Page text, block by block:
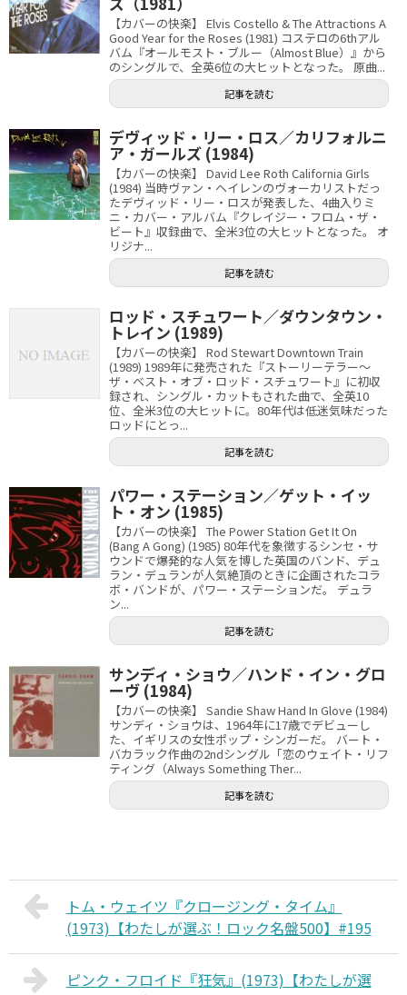
【カバーの快楽】 Elvis Costello & The Attractions A
Good Year for the Roses (1981) コステロの6thアル
バム『オールモスト・ブルー（Almost Blue）』から
のシングルで、全英6位の大ヒットとなった。 原曲...
記事を読む
デヴィッド・リー・ロス／カリフォルニ
ア・ガールズ (1984)
【カバーの快楽】 David Lee Roth California Girls
(1984) 当時ヴァン・ヘイレンのヴォーカリストだっ
たデヴィッド・リー・ロスが発表した、4曲入りミ
ニ・カバー・アルバム『クレイジー・フロム・ザ・
ビート』収録曲で、全米3位の大ヒットとなった。 オ
リジナ...
記事を読む
ロッド・スチュワート／ダウンタウン・
トレイン (1989)
【カバーの快楽】 Rod Stewart Downtown Train
(1989) 1989年に発売された『ストーリーテラー～
ザ・ベスト・オブ・ロッド・スチュワート』に初収
録され、シングル・カットもされた曲で、全英10
位、全米3位の大ヒットに。80年代は低迷気味だった
ロッドにとっ...
記事を読む
パワー・ステーション／ゲット・イッ
ト・オン (1985)
【カバーの快楽】 The Power Station Get It On
(Bang A Gong) (1985) 80年代を象徴するシンセ・サ
ウンドで爆発的な人気を博した英国のバンド、デュ
ラン・デュランが人気絶頂のときに企画されたコラ
ボ・バンドが、パワー・ステーションだ。 デュラ
ン...
記事を読む
サンディ・ショウ／ハンド・イン・グロ
ーヴ (1984)
【カバーの快楽】 Sandie Shaw Hand In Glove (1984)
サンディ・ショウは、1964年に17歳でデビューし
た、イギリスの女性ポップ・シンガーだ。 バート・
バカラック作曲の2ndシングル「恋のウェイト・リフ
ティング（Always Something Ther...
記事を読む
トム・ウェイツ『クロージング・タイム』
(1973)【わたしが選ぶ！ロック名盤500】#195
ピンク・フロイド『狂気』(1973)【わたしが選